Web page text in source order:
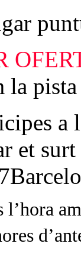
la
a
et
l’hora